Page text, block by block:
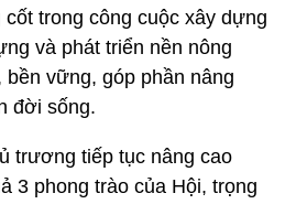
trong công cuộc xây dựng
và phát triển nền nông
bền vững, góp phần nâng
đời sống.
trương tiếp tục nâng cao
3 phong trào của Hội, trọng